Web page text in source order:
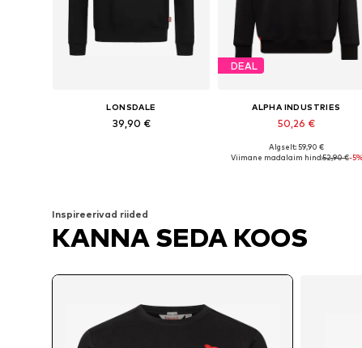
LONSDALE
39,90 €
DEAL
ALPHA INDUSTRIES
50,26 €
Saadaolevad suurused: S, M, L
Algselt: 59,90 €
Viimane madalaim hind:52,90 €-5%
Inspireerivad riided
KANNA SEDA KOOS